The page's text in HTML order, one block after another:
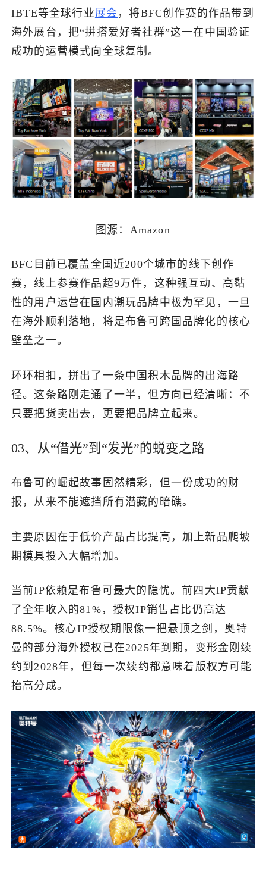
IBTE等全球行业展会 ，将BFC创作赛的作品带到
海外展台，把“拼搭爱好者社群”这一在中国验证
成功的运营模式向全球复制。
图源：Amazon
BFC目前已覆盖全国近200个城市的线下创作
赛，线上参赛作品超9万件，这种强互动、高黏
性的用户运营在国内潮玩品牌中极为罕见，一旦
在海外顺利落地，将是布鲁可跨国品牌化的核心
壁垒之一。
环环相扣，拼出了一条中国积木品牌的出海路
径。这条路刚走通了一半，但方向已经清晰：不
只要把货卖出去，更要把品牌立起来。
03、从“借光”到“发光”的蜕变之路
布鲁可的崛起故事固然精彩，但一份成功的财
报，从来不能遮挡所有潜藏的暗礁。
主要原因在于低价产品占比提高，加上新品爬坡
期模具投入大幅增加。
当前IP依赖是布鲁可最大的隐忧。前四大IP贡献
了全年收入的81%，授权IP销售占比仍高达
88.5%。核心IP授权期限像一把悬顶之剑，奥特
曼的部分海外授权已在2025年到期，变形金刚续
约到2028年，但每一次续约都意味着版权方可能
抬高分成。